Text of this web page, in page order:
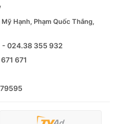
Hạnh, Phạm Quốc Thắng,
- 024.38 355 932
671